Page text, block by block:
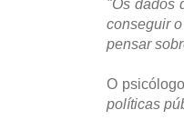
"Os dados
conseguir
pensar
O
políticas